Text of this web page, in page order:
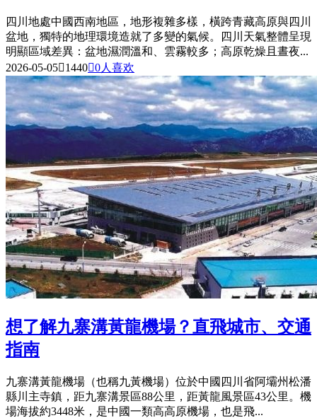
四川地處中國西南地區，地形複雜多樣，橫跨青藏高原與四川
盆地，獨特的地理環境造就了多變的氣候。四川天氣整體呈現
明顯區域差異：盆地濕潤溫和、雲霧較多；高原乾燥且晝夜...
2026-05-0514400人喜欢
想了解九寨溝黃龍機場？直飛城市、交通
指南
九寨溝黃龍機場（也稱九黃機場）位於中國四川省阿壩州松潘
縣川主寺鎮，距九寨溝景區88公里，距黃龍風景區43公里。機
場海拔約3448米，是中國一類高高原機場，也是飛...